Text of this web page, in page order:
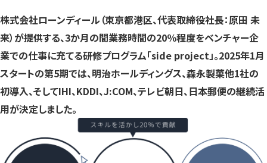
ま
す）
ま
す）
ま
す）
株式会社ローンディール（東京都港区、代表取締役社長：原田 未
来）が提供する、3か月の間業務時間の20％程度をベンチャー企
業での仕事に充てる研修プログラム「side project」。2025年1月
スタートの第5期では、明治ホールディングス、森永製菓他1社の
初導入、そしてIHI、KDDI、J:COM、テレビ朝日、日本郵便の継続活
用が決定しました。